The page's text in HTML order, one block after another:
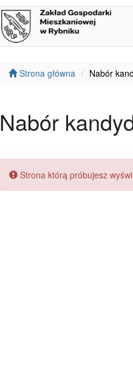
Strona główna Nabór
Nabór
Błąd:
Strona którą próbujesz